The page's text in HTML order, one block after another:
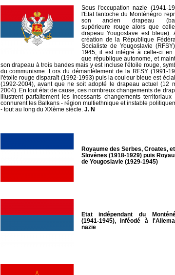
Sous l'occupation nazie (1941-
l'Etat fantoche du Monténégro
son ancien drapeau
supérieure rouge alors que
drapeau Yougoslave est bleue).
création de la République
Socialiste de Yougoslavie
1945, il est intégré à celle-ci en
que république autonome, et
son drapeau à trois bandes mais y est incluse l'étoile rouge,
du communisme. Lors du démantèlement de la RFSY (1991-
l'étoile rouge disparaît (1992-1993) puis la couleur bleue est
(1992-2004), avant que ne soit adopté le drapeau actuel (12
2004). En tout état de cause, ces nombreux changements de
illustrent parfaitement les incessants changements territoriaux
connurent les Balkans - région multiethnique et instable
- tout au long du XXème siècle. J. N
Royaume des Serbes, Croates, et
Slovènes (1918-1929) puis
de Yougoslavie (1929-1945)
Etat indépendant du
(1941-1945), inféodé à
nazie